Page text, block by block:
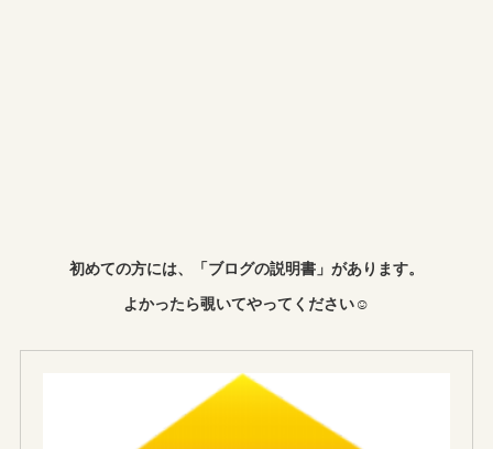
初めての方には、「ブログの説明書」があります。
よかったら覗いてやってください☺︎